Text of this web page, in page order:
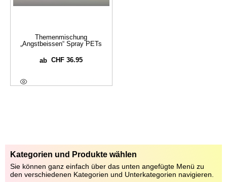
Themenmischung
„Angstbeissen“ Spray PETs
abCHF 36.95
Kategorien und Produkte wählen
Sie können ganz einfach über das unten angefügte Menü zu
den verschiedenen Kategorien und Unterkategorien navigieren.